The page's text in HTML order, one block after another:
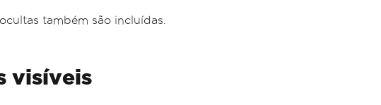
também são incluídas.
visíveis